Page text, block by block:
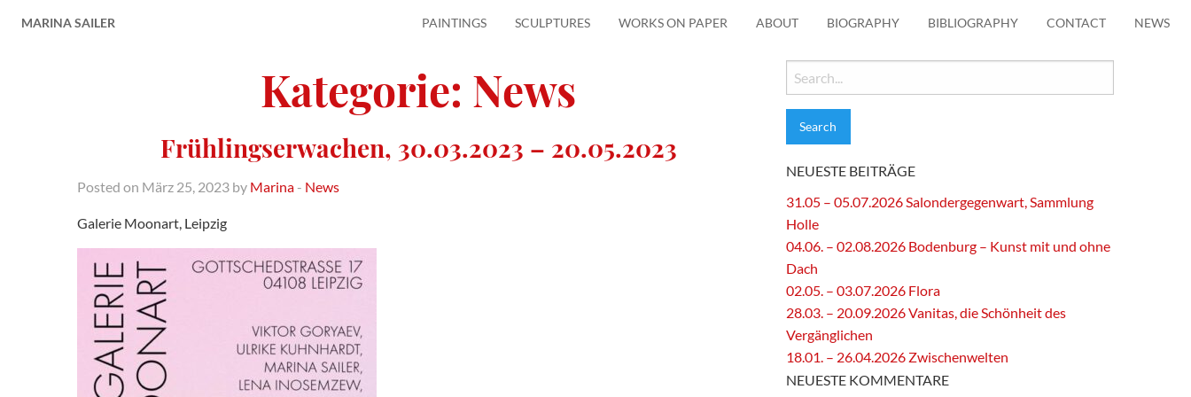
MARINA SAILER PAINTINGS SCULPTURES WORKS ON PAPER ABOUT BIOGRAPHY BIBLIOGRAPHY CONTACT NEWS
Kategorie: News
Frühlingserwachen, 30.03.2023 – 20.05.2023
Posted on März 25, 2023 by Marina - News
Galerie Moonart, Leipzig
Search
for:
NEUESTE BEITRÄGE
31.05 – 05.07.2026 Salondergegenwart, Sammlung
Holle
04.06. – 02.08.2026 Bodenburg – Kunst mit und ohne
Dach
02.05. – 03.07.2026 Flora
28.03. – 20.09.2026 Vanitas, die Schönheit des
Vergänglichen
18.01. – 26.04.2026 Zwischenwelten
NEUESTE KOMMENTARE